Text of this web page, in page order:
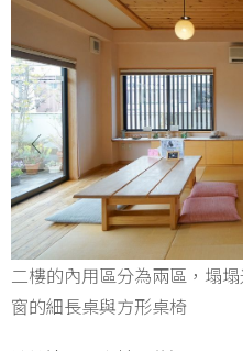
二樓的內用區分為兩區，塌
窗的細長桌與方形桌椅